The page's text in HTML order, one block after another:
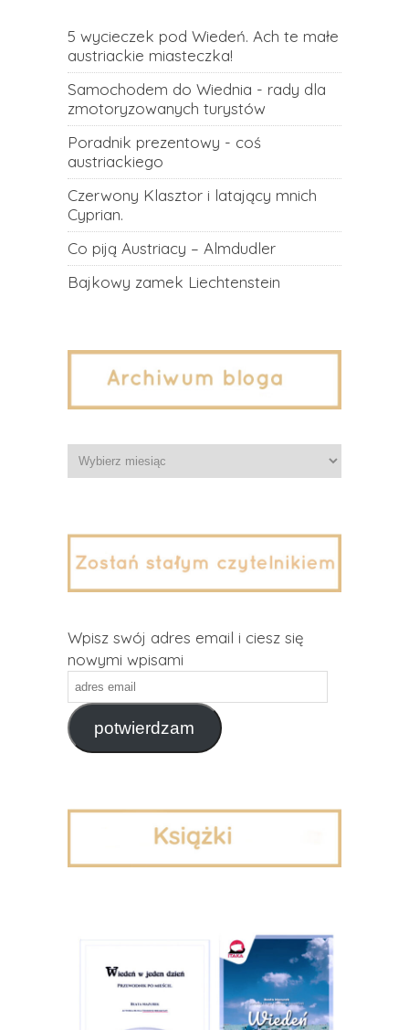
5 wycieczek pod Wiedeń. Ach te małe
austriackie miasteczka!
Samochodem do Wiednia - rady dla
zmotoryzowanych turystów
Poradnik prezentowy - coś
austriackiego
Czerwony Klasztor i latający mnich
Cyprian.
Co piją Austriacy – Almdudler
Bajkowy zamek Liechtenstein
Archiwa
Wpisz swój adres email i ciesz się
nowymi wpisami
adres
email
potwierdzam